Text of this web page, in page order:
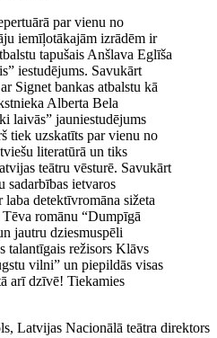
par vienu no
iemīļotākajām izrādēm ir
tapušais Anšlava Eglīša
iestudējums. Savukārt
Signet bankas atbalstu kā
Alberta Bela
laivās” jauniestudējums
tiek uzskatīts par vienu no
literatūrā un tiks
teātru vēsturē. Savukārt
sadarbības ietvaros
detektīvromāna sižeta
romānu “Dumpīgā
jautru dziesmuspēli
talantīgais režisors Klāvs
vilni” un piepildās visas
arī dzīvē! Tiekamies
Latvijas Nacionālā teātra direktors